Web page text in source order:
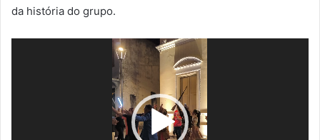
da história do grupo.